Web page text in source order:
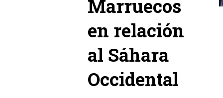
Marruecos
en relación
al Sáhara
Occidental